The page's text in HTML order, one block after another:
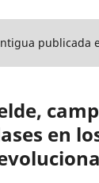
publicada
en